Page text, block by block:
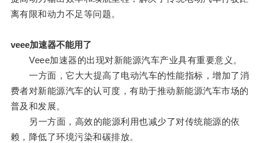
离有限和动力不足等问题。
veee加速器不能用了
Veee加速器的出现对新能源汽车产业具有重要意义。
一方面，它大大提高了电动汽车的性能指标，增加了消
费者对新能源汽车的认可度，有助于推动新能源汽车市场的
普及和发展。
另一方面，高效的能源利用也减少了对传统能源的依
赖，降低了环境污染和碳排放。